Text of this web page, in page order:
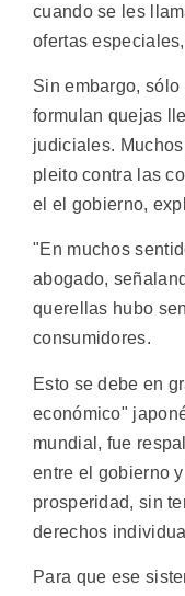
cuando se les
ofertas
Sin embargo,
formulan quejas
judiciales.
pleito contra las
el el gobierno,
"En muchos
abogado,
querellas hubo
consumidores.
Esto se debe en
económico"
mundial, fue
entre el gobierno
prosperidad, sin
derechos
Para que ese